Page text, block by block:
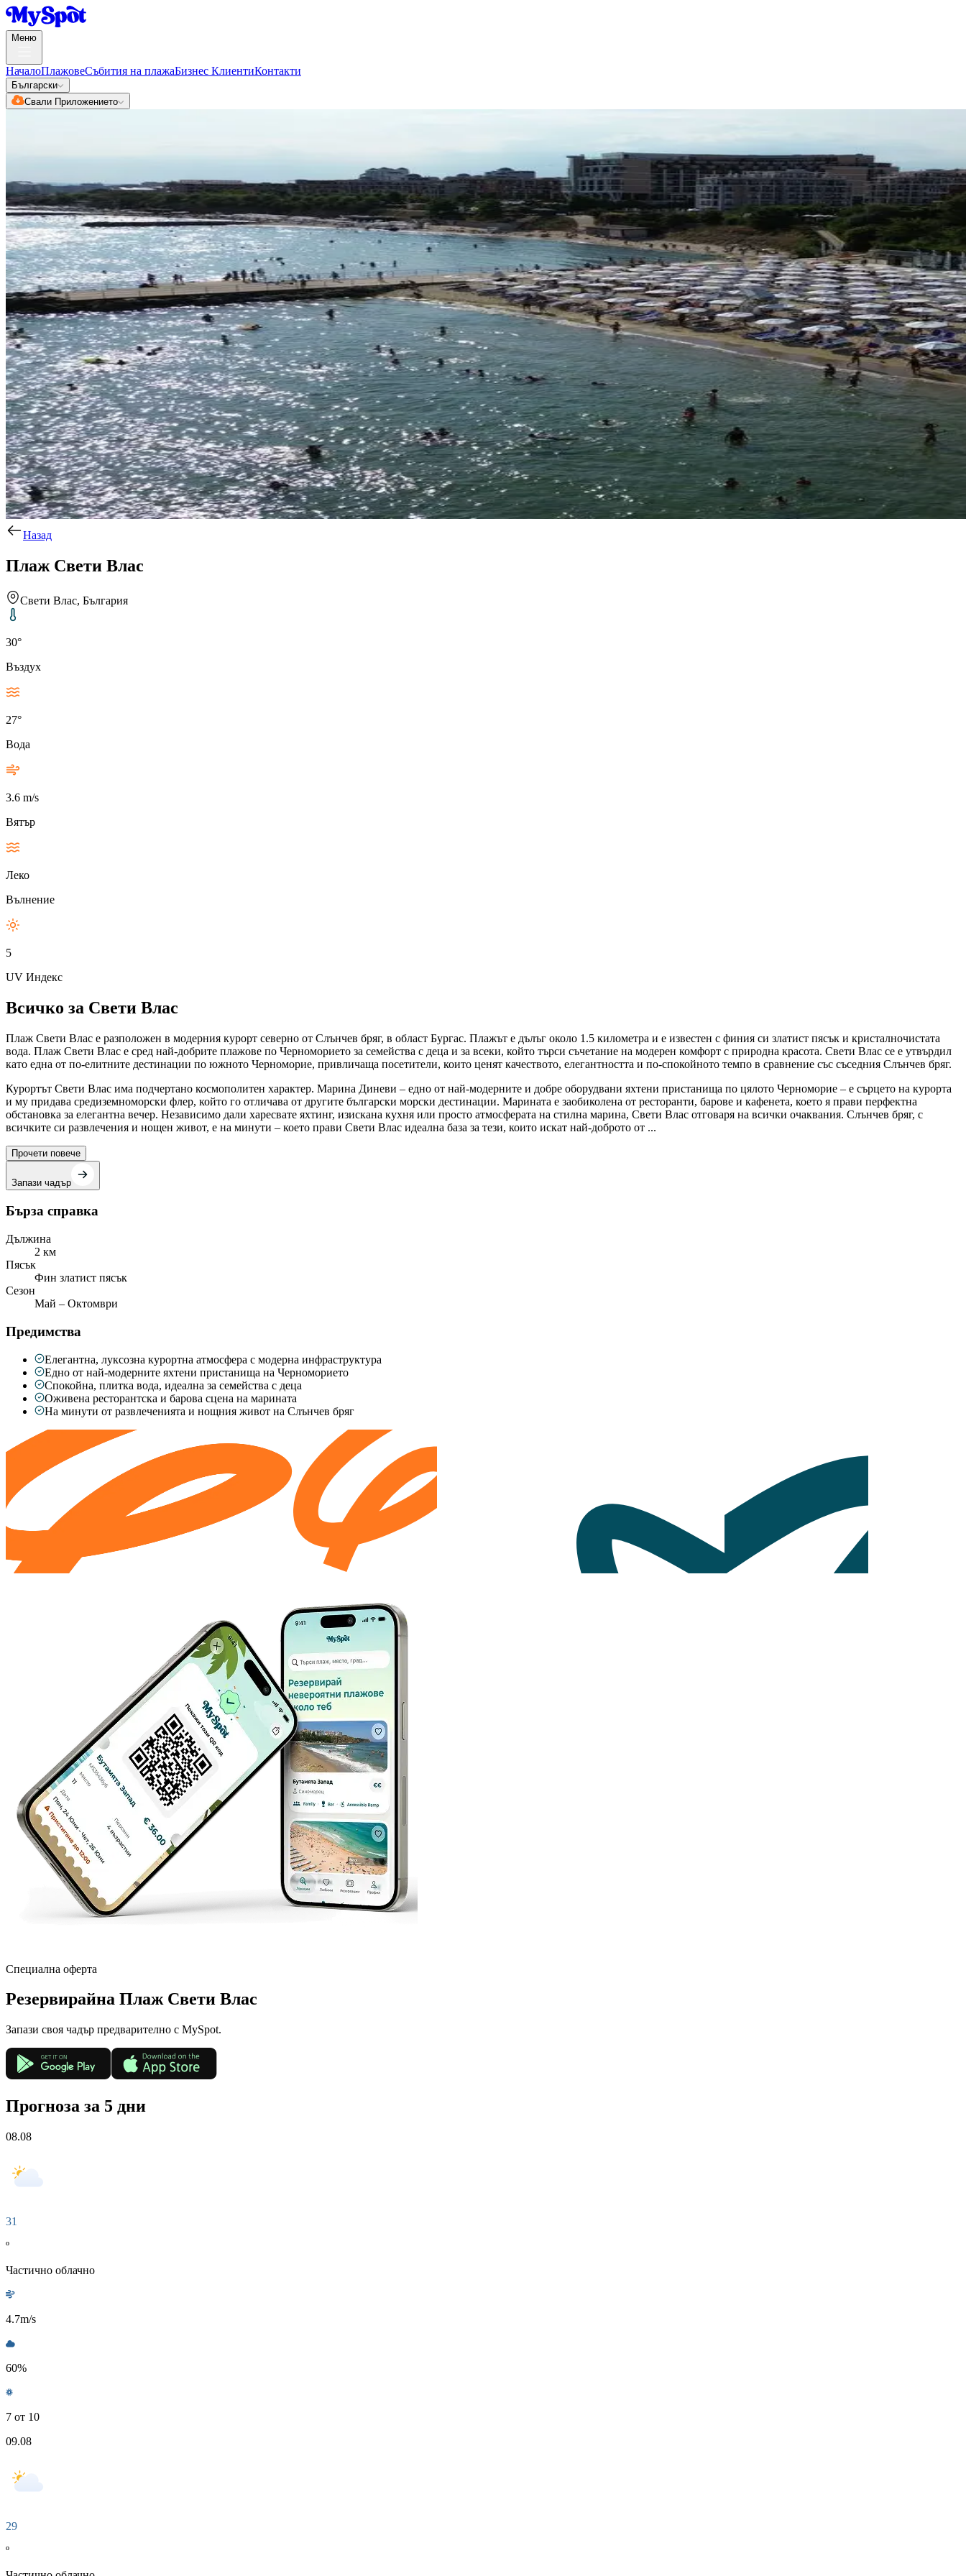
Меню
НачалоПлажовеСъбития на плажаБизнес КлиентиКонтакти
Български
Свали Приложението
Назад
Плаж Свети Влас
Свети Влас, България
30°
Въздух
27°
Вода
3.6 m/s
Вятър
Леко
Вълнение
5
UV Индекс
Всичко за Свети Влас
Плаж Свети Влас е разположен в модерния курорт северно от Слънчев бряг, в област Бургас. Плажът е дълъг около 1.5 километра и е известен с финия си златист пясък и кристалночистата
вода. Плаж Свети Влас е сред най-добрите плажове по Черноморието за семейства с деца и за всеки, който търси съчетание на модерен комфорт с природна красота. Свети Влас се е утвърдил
като една от по-елитните дестинации по южното Черноморие, привличаща посетители, които ценят качеството, елегантността и по-спокойното темпо в сравнение със съседния Слънчев бряг.
Курортът Свети Влас има подчертано космополитен характер. Марина Диневи – едно от най-модерните и добре оборудвани яхтени пристанища по цялото Черноморие – е сърцето на курорта
и му придава средиземноморски флер, който го отличава от другите български морски дестинации. Марината е заобиколена от ресторанти, барове и кафенета, което я прави перфектна
обстановка за елегантна вечер. Независимо дали харесвате яхтинг, изискана кухня или просто атмосферата на стилна марина, Свети Влас отговаря на всички очаквания. Слънчев бряг, с
всичките си развлечения и нощен живот, е на минути – което прави Свети Влас идеална база за тези, които искат най-доброто от ...
Прочети повече
Запази чадър
Бърза справка
Дължина
2 км
Пясък
Фин златист пясък
Сезон
Май – Октомври
Предимства
Елегантна, луксозна курортна атмосфера с модерна инфраструктура
Едно от най-модерните яхтени пристанища на Черноморието
Спокойна, плитка вода, идеална за семейства с деца
Оживена ресторантска и барова сцена на марината
На минути от развлеченията и нощния живот на Слънчев бряг
Специална оферта
Резервирайна Плаж Свети Влас
Запази своя чадър предварително с MySpot.
Прогноза за 5 дни
08.08
31
º
Частично облачно
4.7m/s
60%
7 от 10
09.08
29
º